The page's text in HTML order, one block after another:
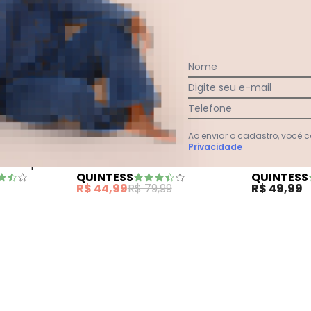
Jeans LeveMarguerite - Blusa Azul Claro em Crepe Plano
Crepe
Quintess - Blusa
Blusa Azul Petróleo em
Malha Flow
QUINTESS
R$ 44,99R$ 79,99
+
Blusa de
QUINTESS
R$ 49,99
Nome
Digite seu e-mail
Telefone
Ao enviar o cadastro, você
Privacidade